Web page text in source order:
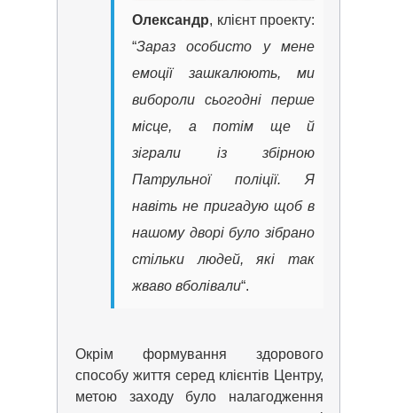
Олександр, клієнт проекту:
“Зараз особисто у мене
емоції зашкалюють, ми
вибороли сьогодні перше
місце, а потім ще й
зіграли із збірною
Патрульної поліції. Я
навіть не пригадую щоб в
нашому дворі було зібрано
стільки людей, які так
жваво вболівали“.
Окрім формування здорового
способу життя серед клієнтів Центру,
метою заходу було налагодження